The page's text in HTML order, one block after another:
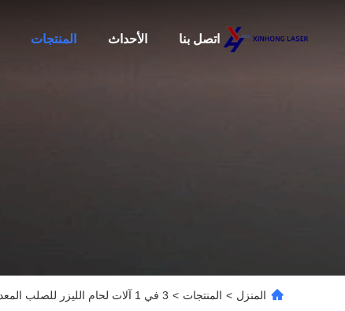
المنتجات الأحداث اتصل بنا
المنزل > المنتجات > 3 في 1 آلات لحام الليزر للصلب المعدن المقاوم للصدأ ماكس. الطاقة الخارجة 3000W تصميم